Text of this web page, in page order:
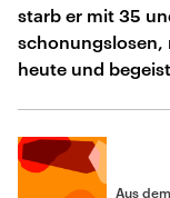
starb er mit 35
schonungslosen,
heute und
Aus